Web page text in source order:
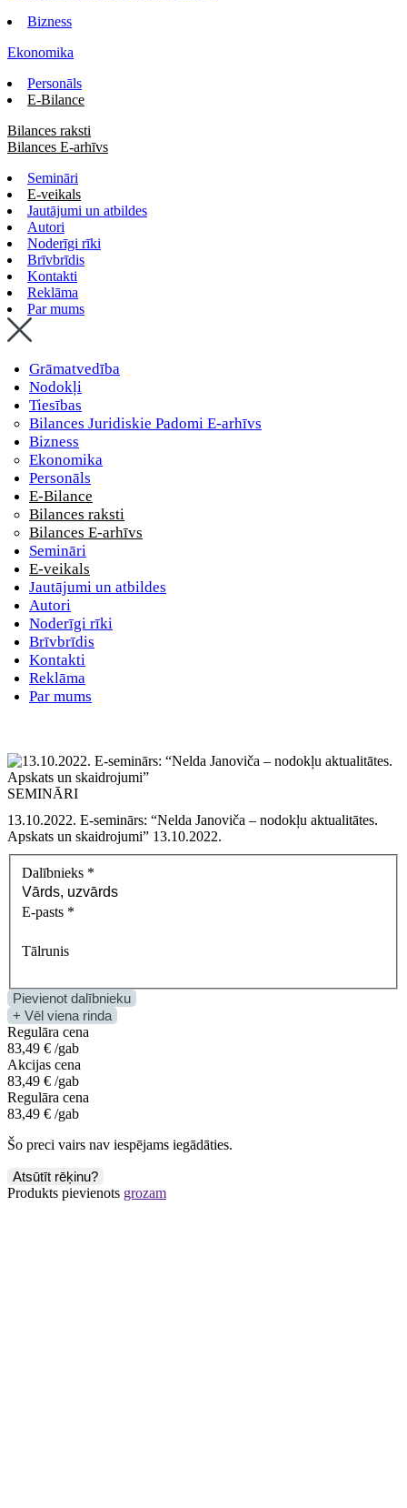
Bizness
Ekonomika
Personāls
E-Bilance
Bilances raksti
Bilances E-arhīvs
Semināri
E-veikals
Jautājumi un atbildes
Autori
Noderīgi rīki
Brīvbrīdis
Kontakti
Reklāma
Par mums
Grāmatvedība
Nodokļi
Tiesības
Bilances Juridiskie Padomi E-arhīvs
Bizness
Ekonomika
Personāls
E-Bilance
Bilances raksti
Bilances E-arhīvs
Semināri
E-veikals
Jautājumi un atbildes
Autori
Noderīgi rīki
Brīvbrīdis
Kontakti
Reklāma
Par mums
SEMINĀRI
13.10.2022. E‑seminārs: “Nelda Janoviča – nodokļu aktualitātes.
Apskats un skaidrojumi” 13.10.2022.
Dalībnieks *
E-pasts *
Tālrunis
Pievienot dalībnieku
+ Vēl viena rinda
Šo preci vairs nav iespējams iegādāties.
Atsūtīt rēķinu?
Produkts pievienots grozam